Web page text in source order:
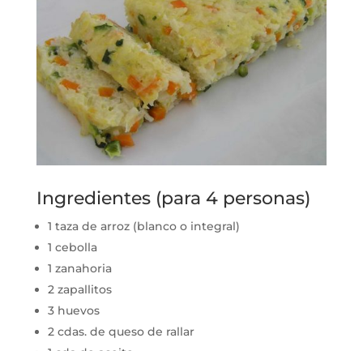
Ingredientes (para 4 personas)
1 taza de arroz (blanco o integral)
1 cebolla
1 zanahoria
2 zapallitos
3 huevos
2 cdas. de queso de rallar